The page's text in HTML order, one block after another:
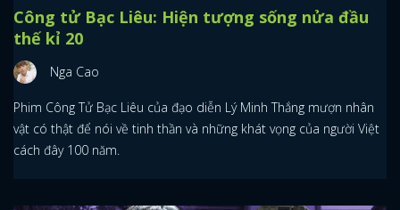
Công tử Bạc Liêu: Hiện tượng sống nửa đầu
thế kỉ 20
Nga Cao
Phim Công Tử Bạc Liêu của đạo diễn Lý Minh Thắng mượn nhân
vật có thật để nói về tinh thần và những khát vọng của người Việt
cách đây 100 năm.